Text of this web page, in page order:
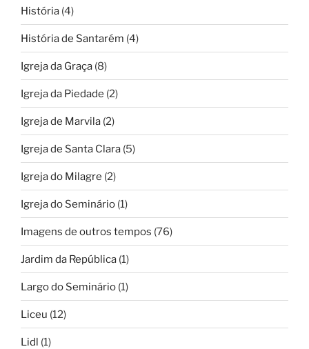
História (4)
História de Santarém (4)
Igreja da Graça (8)
Igreja da Piedade (2)
Igreja de Marvila (2)
Igreja de Santa Clara (5)
Igreja do Milagre (2)
Igreja do Seminário (1)
Imagens de outros tempos (76)
Jardim da República (1)
Largo do Seminário (1)
Liceu (12)
Lidl (1)